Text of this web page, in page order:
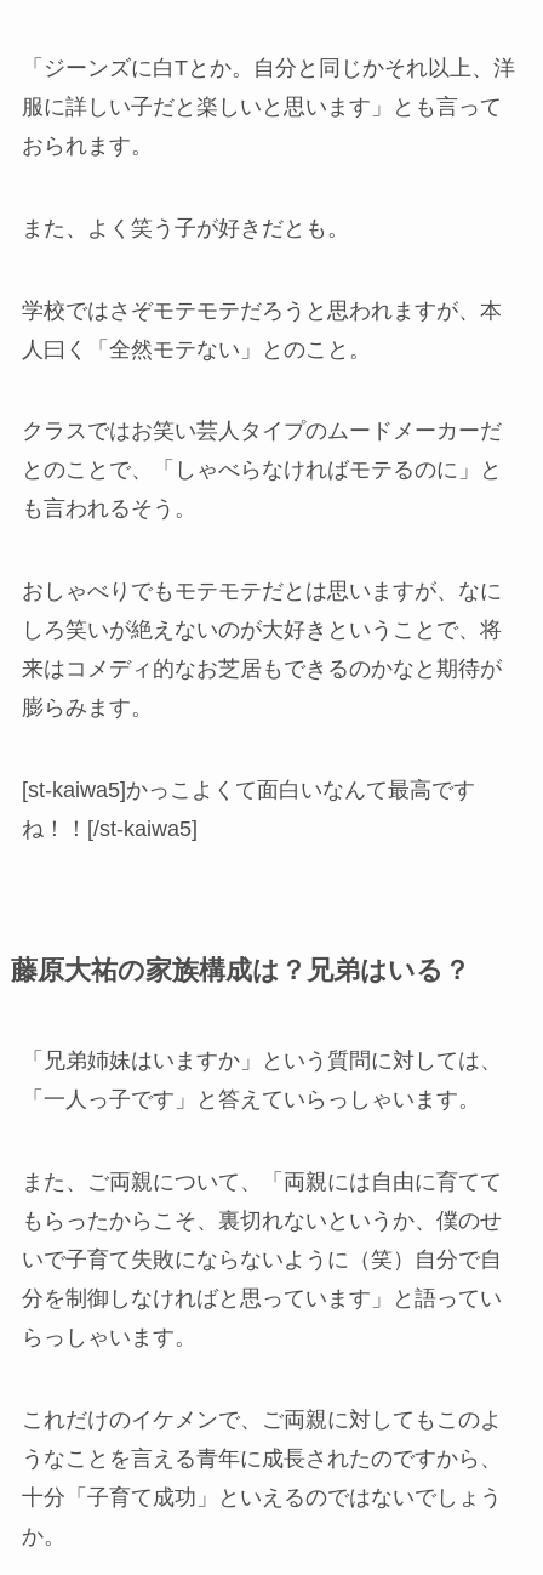
「ジーンズに白Tとか。自分と同じかそれ以上、洋
服に詳しい子だと楽しいと思います」とも言って
おられます。
また、よく笑う子が好きだとも。
学校ではさぞモテモテだろうと思われますが、本
人曰く「全然モテない」とのこと。
クラスではお笑い芸人タイプのムードメーカーだ
とのことで、「しゃべらなければモテるのに」と
も言われるそう。
おしゃべりでもモテモテだとは思いますが、なに
しろ笑いが絶えないのが大好きということで、将
来はコメディ的なお芝居もできるのかなと期待が
膨らみます。
[st-kaiwa5]かっこよくて面白いなんて最高です
ね！！[/st-kaiwa5]
藤原大祐の家族構成は？兄弟はいる？
「兄弟姉妹はいますか」という質問に対しては、
「一人っ子です」と答えていらっしゃいます。
また、ご両親について、「両親には自由に育てて
もらったからこそ、裏切れないというか、僕のせ
いで子育て失敗にならないように（笑）自分で自
分を制御しなければと思っています」と語ってい
らっしゃいます。
これだけのイケメンで、ご両親に対してもこのよ
うなことを言える青年に成長されたのですから、
十分「子育て成功」といえるのではないでしょう
か。